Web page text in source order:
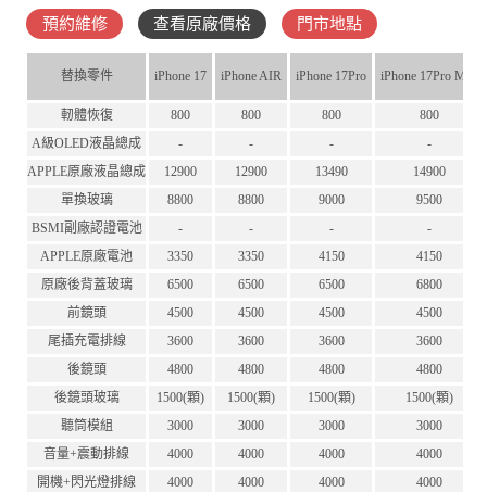
預約維修 查看原廠價格 門市地點
替換零件 iPhone 17 iPhone AIR iPhone 17Pro iPhone 17Pro Max
軔體恢復 800 800 800
800
A級OLED液晶總成
- - -
-
APPLE原廠液晶總成
12900 12900 13490
14900
單換玻璃
8800 8800 9000
9500
BSMI副廠認證電池
- - -
-
APPLE原廠電池
3350 3350 4150
4150
原廠後背蓋玻璃
6500 6500 6500
6800
前鏡頭
4500 4500 4500
4500
尾插充電排線
3600 3600 3600
3600
後鏡頭
4800 4800 4800
4800
後鏡頭玻璃
1500(顆) 1500(顆) 1500(顆)
1500(顆)
聽筒模組
3000 3000 3000
3000
音量+震動排線
4000 4000 4000
4000
開機+閃光燈排線
4000 4000 4000
4000